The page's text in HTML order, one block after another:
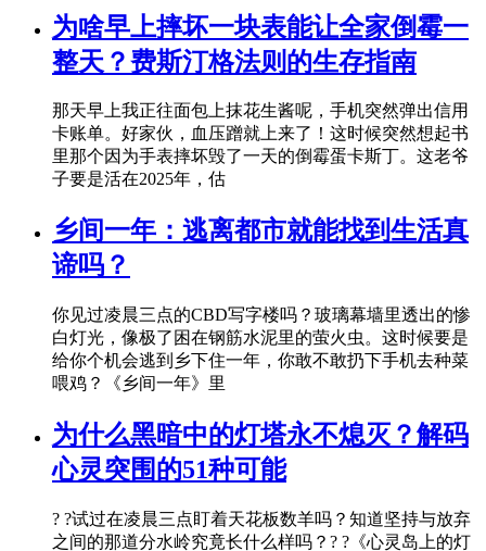
为啥早上摔坏一块表能让全家倒霉一
整天？费斯汀格法则的生存指南
那天早上我正往面包上抹花生酱呢，手机突然弹出信用
卡账单。好家伙，血压蹭就上来了！这时候突然想起书
里那个因为手表摔坏毁了一天的倒霉蛋卡斯丁。这老爷
子要是活在2025年，估
乡间一年：逃离都市就能找到生活真
谛吗？
你见过凌晨三点的CBD写字楼吗？玻璃幕墙里透出的惨
白灯光，像极了困在钢筋水泥里的萤火虫。这时候要是
给你个机会逃到乡下住一年，你敢不敢扔下手机去种菜
喂鸡？《乡间一年》里
为什么黑暗中的灯塔永不熄灭？解码
心灵突围的51种可能
? ?试过在凌晨三点盯着天花板数羊吗？知道坚持与放弃
之间的那道分水岭究竟长什么样吗？? ?《心灵岛上的灯